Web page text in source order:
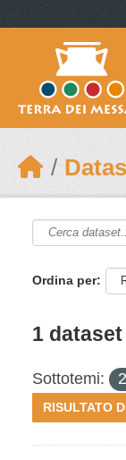
Ordina per
1
Sottotemi:
RISULTATO